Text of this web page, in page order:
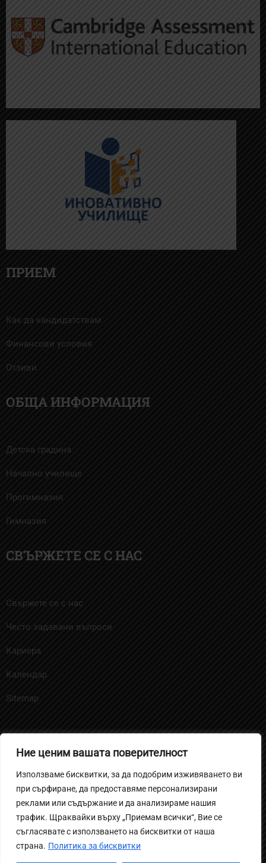
Ние ценим вашата поверителност
Използваме бисквитки, за да подобрим изживяването ви
при сърфиране, да предоставяме персонализирани
реклами или съдържание и да анализираме нашия
трафик. Щраквайки върху „Приемам всички“, Вие се
съгласявате с използването на бисквитки от наша
страна. Политика за бисквитки
ПРИЕМ
Как да кандидатствам
Финансови условия
Отзиви
ОБЩА ИНФОРМАЦИЯ
Детска градина
Начално училище
Прогимназия
Гимназия
СВЪРЖЕТЕ СЕ С НАС
Свържете се с нас
Често задавани въпроси
Кариера
Календар
Sitemap
Политика на поверителност за ученици и родители
Вътрешни правила за извършване на
видеонаблюдение
Политика за защита на личните данни